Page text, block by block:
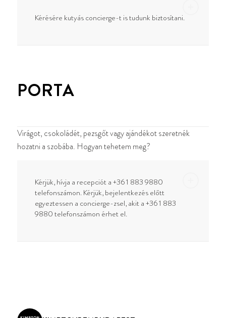
Kérésére kutyás concierge-t is tudunk biztosítani.
PORTA
Virágot, csokoládét, pezsgőt vagy ajándékot szeretnék
hozatni a szobába. Hogyan tehetem meg?
Kérjük, hívja a recepciót a +36 1 883 9880
telefonszámon. Kérjük, bejelentkezés előtt
egyeztessen a concierge-zsel, akit a +36 1 883
9880 telefonszámon érhet el.